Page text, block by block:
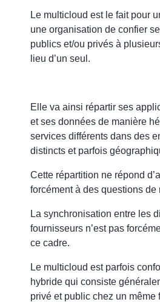
Le multicloud est le fait pour
une organisation de confier
publics et/ou privés à
lieu d’un seul.
Elle va ainsi répartir ses
et ses données de manière
services différents dans des
distincts et parfois
Cette répartition ne répond
forcément à des questions de
La synchronisation entre les
fournisseurs n’est pas
ce cadre.
Le multicloud est parfois
hybride qui consiste
privé et public chez un même